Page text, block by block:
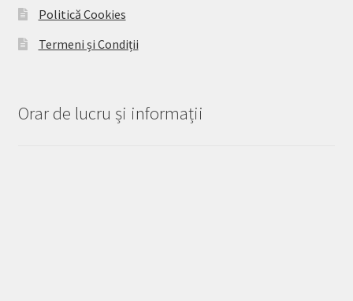
Politică Cookies
Termeni și Condiții
Orar de lucru și informații